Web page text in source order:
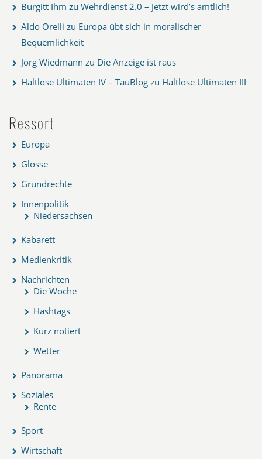
Burgitt Ihm zu Wehrdienst 2.0 – Jetzt wird’s amtlich!
Aldo Orelli zu Europa übt sich in moralischer
Bequemlichkeit
Jörg Wiedmann zu Die Anzeige ist raus
Haltlose Ultimaten IV – TauBlog zu Haltlose Ultimaten III
Ressort
Europa
Glosse
Grundrechte
Innenpolitik
Niedersachsen
Kabarett
Medienkritik
Nachrichten
Die Woche
Hashtags
Kurz notiert
Wetter
Panorama
Soziales
Rente
Sport
Wirtschaft